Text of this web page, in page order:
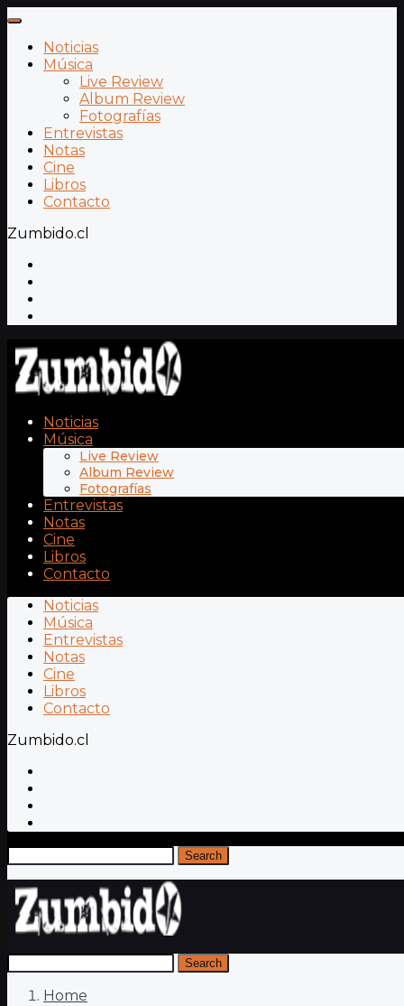
Noticias
Música
Live Review
Album Review
Fotografías
Entrevistas
Notas
Cine
Libros
Contacto
Zumbido.cl
Noticias
Música
Live Review
Album Review
Fotografías
Entrevistas
Notas
Cine
Libros
Contacto
Noticias
Música
Entrevistas
Notas
Cine
Libros
Contacto
Zumbido.cl
Search
Search
Home